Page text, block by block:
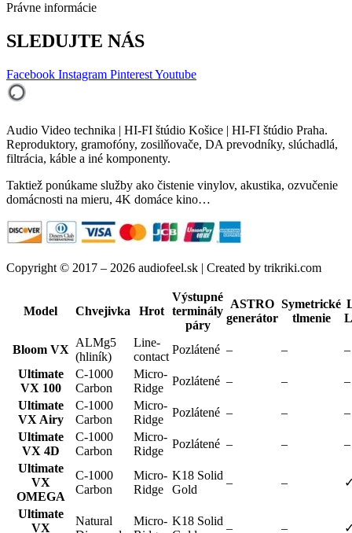
Právne informácie
SLEDUJTE NÁS
Facebook Instagram PinterestYoutube
Audio Video technika | HI-FI štúdio Košice | HI-FI štúdio Praha.
Reproduktory, gramofóny, zosilňovače, DA prevodníky, slúchadlá,
filtrácia, káble a iné komponenty.
Taktiež ponúkame služby ako čistenie vinylov, akustika, ozvučenie
domácnosti na mieru, 4K domáce kino…
Copyright © 2017 – 2026 audiofeel.sk | Created by trikriki.com
Model Chvejivka Hrot
Výstupné
terminály
páry
ASTRO
generátor
Symetrické
tlmenie
Bloom VX
ALMg5
(hliník)
Line-
contact
Pozlátené – –
–
Ultimate
VX 100
C-1000
Carbon
Micro-
Ridge
Pozlátené – –
–
Ultimate
VX Airy
C-1000
Carbon
Micro-
Ridge
Pozlátené – –
–
Ultimate
VX 4D
C-1000
Carbon
Micro-
Ridge
Pozlátené – –
–
Ultimate
VX
OMEGA
C-1000
Carbon
Micro-
Ridge
K18 Solid
Gold
– –
Ultimate
VX
Natural
Micro- K18 Solid
– –